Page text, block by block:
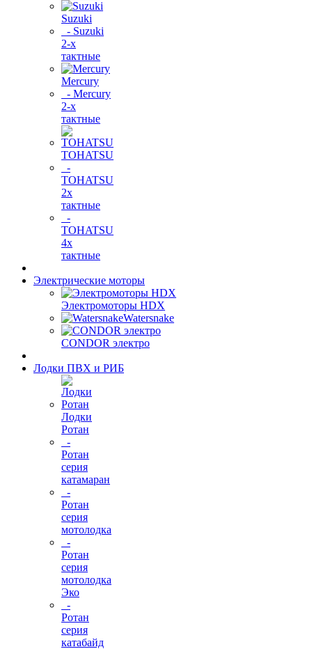
Suzuki
- Suzuki
2-х
тактные
Mercury
- Mercury
2-х
тактные
TOHATSU
-
TOHATSU
2х
тактные
-
TOHATSU
4х
тактные
Электрические моторы
Электромоторы HDX
Watersnake
CONDOR электро
Лодки ПВХ и РИБ
Лодки
Ротан
-
Ротан
серия
катамаран
-
Ротан
серия
мотолодка
-
Ротан
серия
мотолодка
Эко
-
Ротан
серия
катабайд